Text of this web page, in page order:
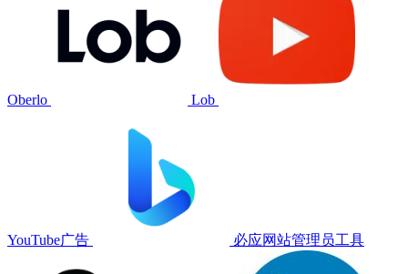
Oberlo Lob
YouTube广告 必应网站管理员工具